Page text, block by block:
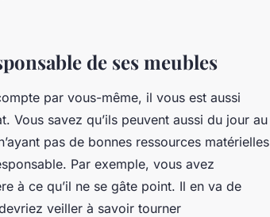
de ses meubles
par vous-même, il vous est aussi
Vous savez qu’ils peuvent aussi du jour au
pas de bonnes ressources matérielles
Par exemple, vous avez
à ce qu’il ne se gâte point. Il en va de
veiller à savoir tourner